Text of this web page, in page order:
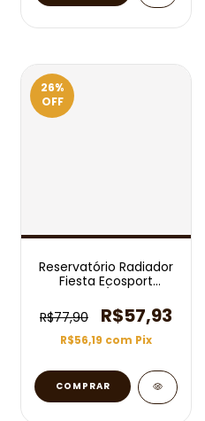
26%
OFF
Reservatório Radiador
Fiesta Ecosport
R$77,90
R$57,93
R$56,19 com Pix